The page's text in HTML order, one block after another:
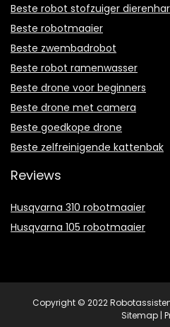
Beste robot stofzuiger
Beste robotmaaier
Beste zwembadrobot
Beste robot ramenwasser
Beste drone voor beginners
Beste drone met camera
Beste goedkope drone
Beste zelfreinigende kattenbak
Reviews
Husqvarna 310 robotmaaier
Husqvarna 105 robotmaaier
Copyright © 2022
Sitemap|